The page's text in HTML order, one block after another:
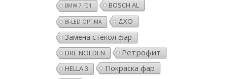
BMW 7 F01 BOSCH AL
BI-LED OPTIMA ДХО
Замена стёкол фар
DRL NOLDEN Ретрофит
HELLA 3 Покраска фар